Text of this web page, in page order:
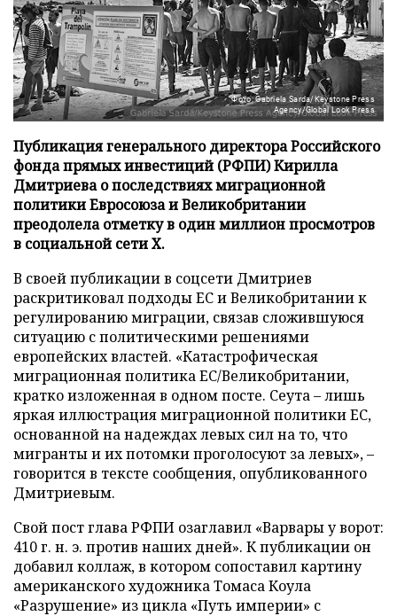
Фото: Gabriela Sarda/Keystone Press
Agency/Global Look Press
Публикация генерального директора Российского
фонда прямых инвестиций (РФПИ) Кирилла
Дмитриева о последствиях миграционной
политики Евросоюза и Великобритании
преодолела отметку в один миллион просмотров
в социальной сети X.
В своей публикации в соцсети Дмитриев
раскритиковал подходы ЕС и Великобритании к
регулированию миграции, связав сложившуюся
ситуацию с политическими решениями
европейских властей. «Катастрофическая
миграционная политика ЕС/Великобритании,
кратко изложенная в одном посте. Сеута – лишь
яркая иллюстрация миграционной политики ЕС,
основанной на надеждах левых сил на то, что
мигранты и их потомки проголосуют за левых», –
говорится в тексте сообщения, опубликованного
Дмитриевым.
Свой пост глава РФПИ озаглавил «Варвары у ворот:
410 г. н. э. против наших дней». К публикации он
добавил коллаж, в котором сопоставил картину
американского художника Томаса Коула
«Разрушение» из цикла «Путь империи» с